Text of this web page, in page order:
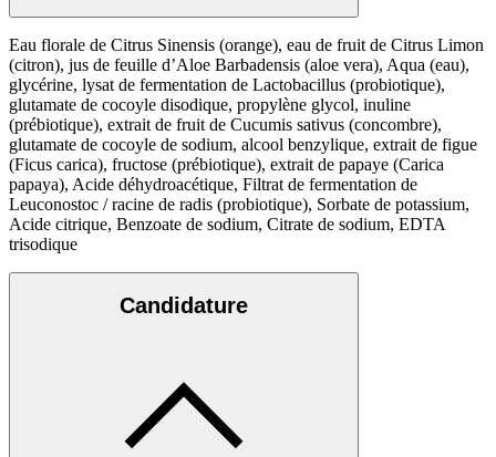
Eau florale de Citrus Sinensis (orange), eau de fruit de Citrus Limon
(citron), jus de feuille d’Aloe Barbadensis (aloe vera), Aqua (eau),
glycérine, lysat de fermentation de Lactobacillus (probiotique),
glutamate de cocoyle disodique, propylène glycol, inuline
(prébiotique), extrait de fruit de Cucumis sativus (concombre),
glutamate de cocoyle de sodium, alcool benzylique, extrait de figue
(Ficus carica), fructose (prébiotique), extrait de papaye (Carica
papaya), Acide déhydroacétique, Filtrat de fermentation de
Leuconostoc / racine de radis (probiotique), Sorbate de potassium,
Acide citrique, Benzoate de sodium, Citrate de sodium, EDTA
trisodique
Candidature